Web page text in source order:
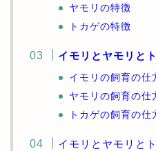
ヤモリの特徴
トカゲの特徴
イモリとヤモリと
イモリの飼育の仕
ヤモリの飼育の仕
トカゲの飼育の仕
イモリとヤモリと